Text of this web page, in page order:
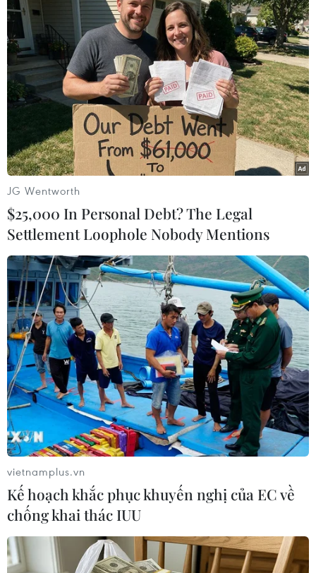
chung niềm vui với con, cháu. (Ảnh: Hoài Nam/Vietnam+)
Một số thí sinh khá tự tin có thể đạt số điểm cao với đề Toán
năm nay, có em tự tin đạt điểm 8, 9. (Ảnh: Hoài
Nam/Vietnam+)
Nhiều em hào hứng khi đối chiếu kết quả với bạn bè sau bài thi.
(Ảnh: Hoài Nam/Vietnam+)
JG Wentworth
$25,000 In Personal Debt? The Legal
Settlement Loophole Nobody Mentions
vietnamplus.vn
Kế hoạch khắc phục khuyến nghị của EC về
chống khai thác IUU